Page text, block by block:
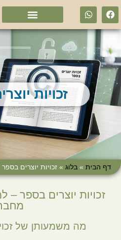
זכויות
דף הבית » בלוג » זכויות יוצרים בספר
זכויות יוצרים בספר –
מה משמעותן של